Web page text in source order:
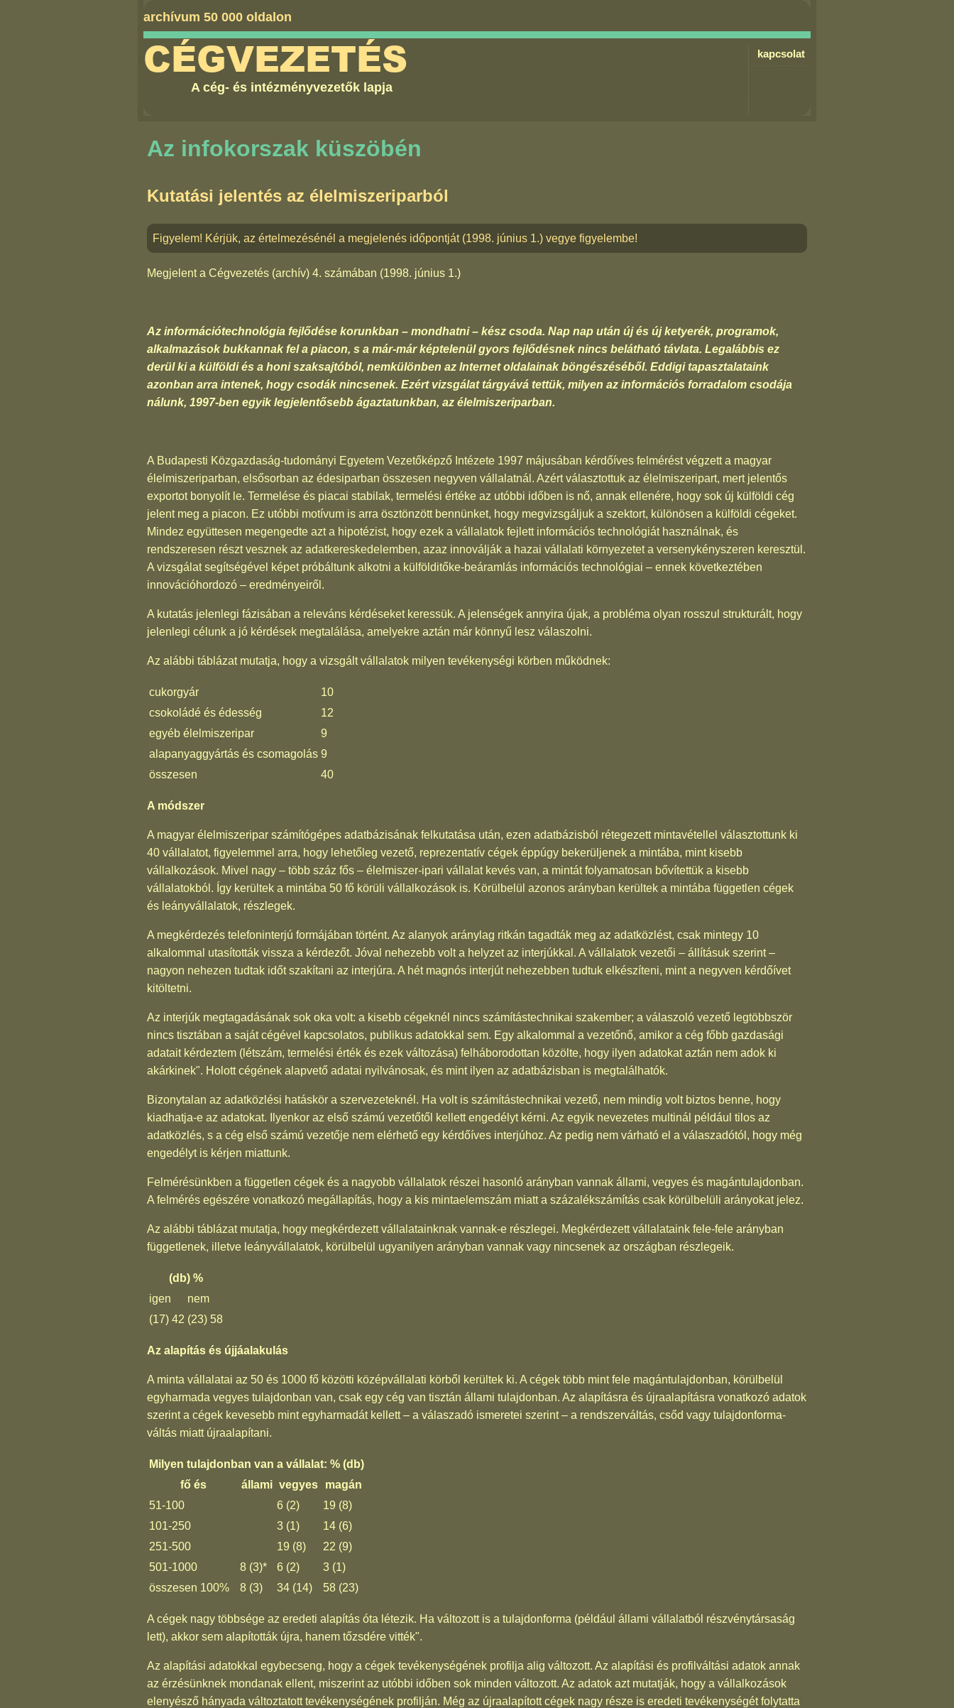
archívum 50 000 oldalon
kapcsolat
CÉGVEZETÉS
A cég- és intézményvezetők lapja
Az infokorszak küszöbén
Kutatási jelentés az élelmiszeriparból
Figyelem! Kérjük, az értelmezésénél a megjelenés időpontját (1998. június 1.) vegye figyelembe!
Megjelent a Cégvezetés (archív) 4. számában (1998. június 1.)
Az információtechnológia fejlődése korunkban – mondhatni – kész csoda. Nap nap után új és új ketyerék, programok,
alkalmazások bukkannak fel a piacon, s a már-már képtelenül gyors fejlődésnek nincs belátható távlata. Legalábbis ez
derül ki a külföldi és a honi szaksajtóból, nemkülönben az Internet oldalainak böngészéséből. Eddigi tapasztalataink
azonban arra intenek, hogy csodák nincsenek. Ezért vizsgálat tárgyává tettük, milyen az információs forradalom csodája
nálunk, 1997-ben egyik legjelentősebb ágaztatunkban, az élelmiszeriparban.
A Budapesti Közgazdaság-tudományi Egyetem Vezetőképző Intézete 1997 májusában kérdőíves felmérést végzett a magyar
élelmiszeriparban, elsősorban az édesiparban összesen negyven vállalatnál. Azért választottuk az élelmiszeripart, mert jelentős
exportot bonyolít le. Termelése és piacai stabilak, termelési értéke az utóbbi időben is nő, annak ellenére, hogy sok új külföldi cég
jelent meg a piacon. Ez utóbbi motívum is arra ösztönzött bennünket, hogy megvizsgáljuk a szektort, különösen a külföldi cégeket.
Mindez együttesen megengedte azt a hipotézist, hogy ezek a vállalatok fejlett információs technológiát használnak, és
rendszeresen részt vesznek az adatkereskedelemben, azaz innoválják a hazai vállalati környezetet a versenykényszeren keresztül.
A vizsgálat segítségével képet próbáltunk alkotni a külfölditőke-beáramlás információs technológiai – ennek következtében
innovációhordozó – eredményeiről.
A kutatás jelenlegi fázisában a releváns kérdéseket keressük. A jelenségek annyira újak, a probléma olyan rosszul strukturált, hogy
jelenlegi célunk a jó kérdések megtalálása, amelyekre aztán már könnyű lesz válaszolni.
Az alábbi táblázat mutatja, hogy a vizsgált vállalatok milyen tevékenységi körben működnek:
cukorgyár
10
csokoládé és édesség
12
egyéb élelmiszeripar
9
alapanyaggyártás és csomagolás 9
összesen
40
A módszer
A magyar élelmiszeripar számítógépes adatbázisának felkutatása után, ezen adatbázisból rétegezett mintavétellel választottunk ki
40 vállalatot, figyelemmel arra, hogy lehetőleg vezető, reprezentatív cégek éppúgy bekerüljenek a mintába, mint kisebb
vállalkozások. Mivel nagy – több száz fős – élelmiszer-ipari vállalat kevés van, a mintát folyamatosan bővítettük a kisebb
vállalatokból. Így kerültek a mintába 50 fő körüli vállalkozások is. Körülbelül azonos arányban kerültek a mintába független cégek
és leányvállalatok, részlegek.
A megkérdezés telefoninterjú formájában történt. Az alanyok aránylag ritkán tagadták meg az adatközlést, csak mintegy 10
alkalommal utasították vissza a kérdezőt. Jóval nehezebb volt a helyzet az interjúkkal. A vállalatok vezetői – állításuk szerint –
nagyon nehezen tudtak időt szakítani az interjúra. A hét magnós interjút nehezebben tudtuk elkészíteni, mint a negyven kérdőívet
kitöltetni.
Az interjúk megtagadásának sok oka volt: a kisebb cégeknél nincs számítástechnikai szakember; a válaszoló vezető legtöbbször
nincs tisztában a saját cégével kapcsolatos, publikus adatokkal sem. Egy alkalommal a vezetőnő, amikor a cég főbb gazdasági
adatait kérdeztem (létszám, termelési érték és ezek változása) felháborodottan közölte, hogy ilyen adatokat aztán nem adok ki
akárkinek". Holott cégének alapvető adatai nyilvánosak, és mint ilyen az adatbázisban is megtalálhatók.
Bizonytalan az adatközlési hatáskör a szervezeteknél. Ha volt is számítástechnikai vezető, nem mindig volt biztos benne, hogy
kiadhatja-e az adatokat. Ilyenkor az első számú vezetőtől kellett engedélyt kérni. Az egyik nevezetes multinál például tilos az
adatközlés, s a cég első számú vezetője nem elérhető egy kérdőíves interjúhoz. Az pedig nem várható el a válaszadótól, hogy még
engedélyt is kérjen miattunk.
Felmérésünkben a független cégek és a nagyobb vállalatok részei hasonló arányban vannak állami, vegyes és magántulajdonban.
A felmérés egészére vonatkozó megállapítás, hogy a kis mintaelemszám miatt a százalékszámítás csak körülbelüli arányokat jelez.
Az alábbi táblázat mutatja, hogy megkérdezett vállalatainknak vannak-e részlegei. Megkérdezett vállalataink fele-fele arányban
függetlenek, illetve leányvállalatok, körülbelül ugyanilyen arányban vannak vagy nincsenek az országban részlegeik.
(db) %
igen
nem
(17) 42 (23) 58
Az alapítás és újjáalakulás
A minta vállalatai az 50 és 1000 fő közötti középvállalati körből kerültek ki. A cégek több mint fele magántulajdonban, körülbelül
egyharmada vegyes tulajdonban van, csak egy cég van tisztán állami tulajdonban. Az alapításra és újraalapításra vonatkozó adatok
szerint a cégek kevesebb mint egyharmadát kellett – a válaszadó ismeretei szerint – a rendszerváltás, csőd vagy tulajdonforma-
váltás miatt újraalapítani.
Milyen tulajdonban van a vállalat: % (db)
fő és
állami vegyes
magán
51-100
6 (2)
19 (8)
101-250
3 (1)
14 (6)
251-500
19 (8)
22 (9)
501-1000
8 (3)* 6 (2)
3 (1)
összesen 100%
8 (3) 34 (14) 58 (23)
A cégek nagy többsége az eredeti alapítás óta létezik. Ha változott is a tulajdonforma (például állami vállalatból részvénytársaság
lett), akkor sem alapították újra, hanem tőzsdére vitték".
Az alapítási adatokkal egybecseng, hogy a cégek tevékenységének profilja alig változott. Az alapítási és profilváltási adatok annak
az érzésünknek mondanak ellent, miszerint az utóbbi időben sok minden változott. Az adatok azt mutatják, hogy a vállalkozások
elenyésző hányada változtatott tevékenységének profilján. Még az újraalapított cégek nagy része is eredeti tevékenységét folytatta